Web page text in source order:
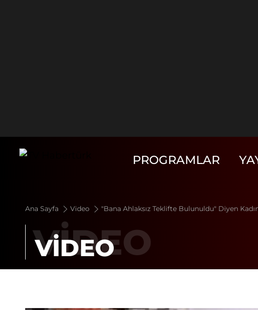
PROGRAMLAR
Ana Sayfa Video "Bana Ahlaksız Teklifte Bulunuldu" Diyen
VİDEO